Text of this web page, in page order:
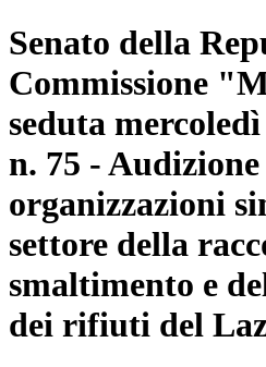
Senato della
Commissione
seduta
n. 75 -
organizzazioni
settore della
smaltimento e
dei rifiuti del